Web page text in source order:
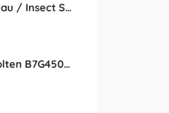
Jaring Kasa Hijau / Insect Screen Net – Kualitas Terjamin & Harga Eceran Terjangkau
Bola Basket Molten B7G4500 Size 7 – Resmi FIBA & IBL